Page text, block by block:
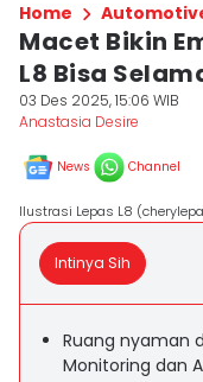
Home
Macet Bikin
L8 Bisa
03 Des 2025, 15:06 WIB
Anastasia Desire
News Channel
Ilustrasi Lepas L8
Intinya Sih
Ruang nyaman
Monitoring dan